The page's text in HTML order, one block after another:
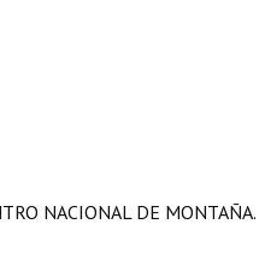
NACIONAL DE MONTAÑA.